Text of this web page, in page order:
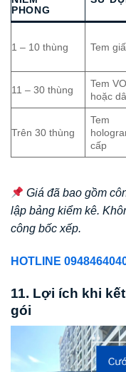
PHONG
1 – 10 thùng Tem
11 – 30 thùng
Tem
hoặc
Trên 30 thùng
Tem
cấp
Giá đã bao gồm
lập bảng kiểm kê.
công bốc xếp.
HOTLINE
11. Lợi ích khi
gói